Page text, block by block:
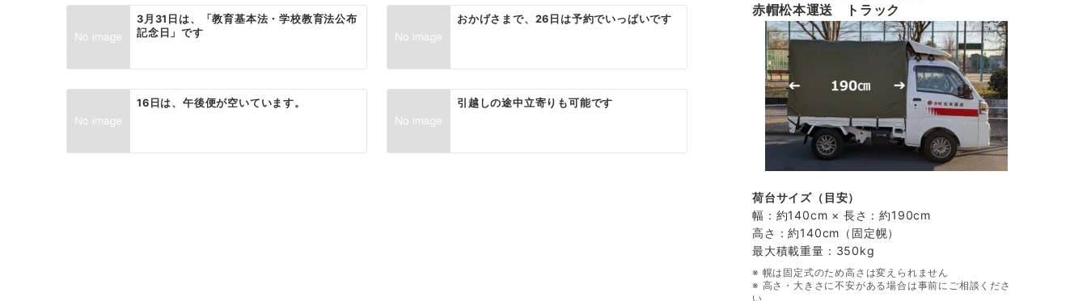
ー
シ
ョ
ン
3月31日は、「教育基本法・学校教育法公布
記念日」です
おかげさまで、26日は予約でいっぱいです
16日は、午後便が空いています。 引越しの途中立寄りも可能です
赤帽松本運送 トラック
荷台サイズ（目安）
幅：約140cm × 長さ：約190cm
高さ：約140cm（固定幌）
最大積載重量：350kg
※ 幌は固定式のため高さは変えられません
※ 高さ・大きさに不安がある場合は事前にご相談くださ
い